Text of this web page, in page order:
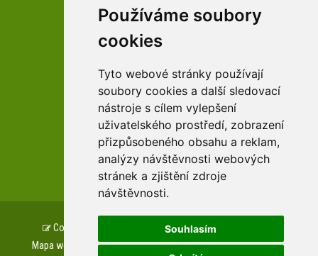
Používáme soubory
cookies
Tyto webové stránky používají
soubory cookies a další sledovací
nástroje s cílem vylepšení
uživatelského prostředí, zobrazení
přizpůsobeného obsahu a reklam,
analýzy návštěvnosti webových
stránek a zjištění zdroje
návštěvnosti.
Souhlasím
facebookové profily domova a arboreta
Youtube profily domova a arboreta
zařízení Pardubického kraje
Copyright © www.csszampach.cz, created by
Mapa webu
Prohlášení o přístupnosti GDPR Cookies